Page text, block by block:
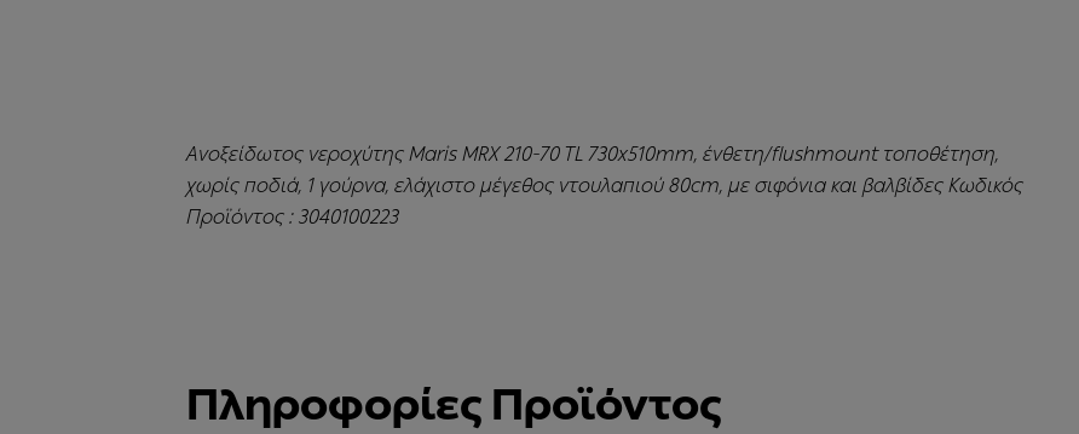
Ανοξείδωτος νεροχύτης Maris MRX 210-70 TL 730x510mm, ένθετη/flushmount τοποθέτηση,
χωρίς ποδιά, 1 γούρνα, ελάχιστο μέγεθος ντουλαπιού 80cm, με σιφόνια και βαλβίδες Κωδικός
Προϊόντος : 3040100223
Πληροφορίες Προϊόντος